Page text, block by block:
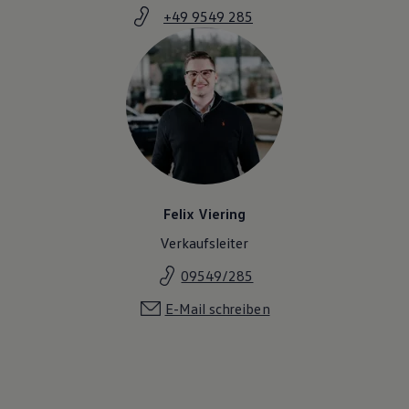
Lifestyle
Transport
Familie
Elektromobilität
Volkswagen R
Pannen- und Unfallhilfe
Volkswagen Kundenbetreuung
+49 9549 285
Felix Viering
Verkaufsleiter
09549/285
E-Mail schreiben